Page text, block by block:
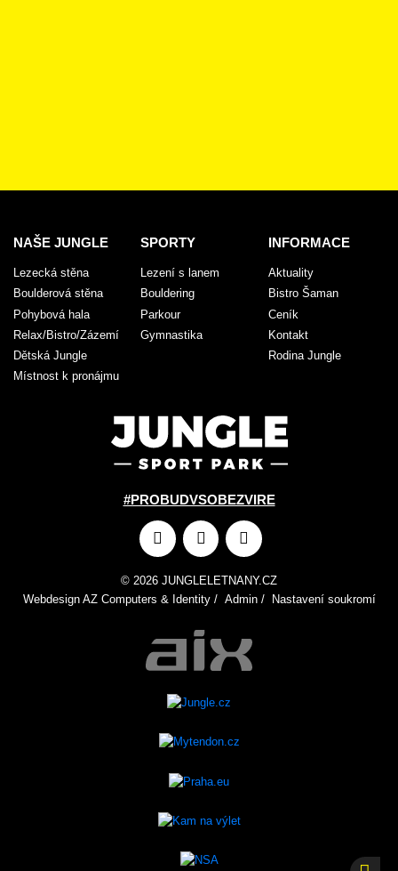
NAŠE JUNGLE
Lezecká stěna
Boulderová stěna
Pohybová hala
Relax/Bistro/Zázemí
Dětská Jungle
Místnost k pronájmu
SPORTY
Lezení s lanem
Bouldering
Parkour
Gymnastika
INFORMACE
Aktuality
Bistro Šaman
Ceník
Kontakt
Rodina Jungle
#PROBUDVSOBEZVIRE
© 2026 JUNGLELETNANY.CZ
Webdesign AZ Computers & Identity/ Admin/ Nastavení soukromí